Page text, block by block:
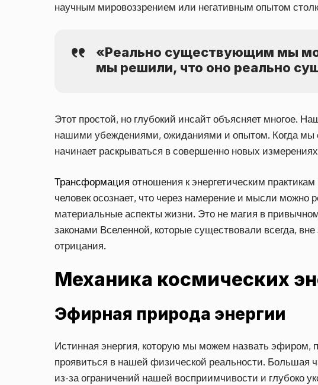
научным мировоззрением или негативным опытом
«Реально существующим мы
мы решили, что оно реально
Этот простой, но глубокий инсайт объясняет многое.
нашими убеждениями, ожиданиями и опытом. Когда мы
начинает раскрываться в совершенно новых
Трансформация отношения к энергетическим
человек осознает, что через намерение и мысли можно
материальные аспекты жизни. Это не магия в
законами Вселенной, которые существовали всегда,
отрицания.
Механика космических
Эфирная природа энергии
Истинная энергия, которую мы можем назвать эфиром,
проявиться в нашей физической реальности. Большая
из-за ограничений нашей восприимчивости и глубоко